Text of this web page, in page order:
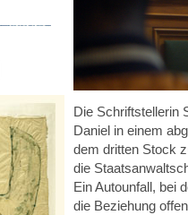
Die Schriftstellerin
Daniel in einem
dem dritten Stock
die
Ein Autounfall, bei
die Beziehung